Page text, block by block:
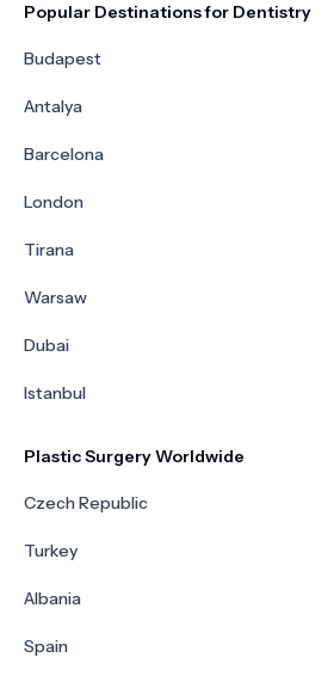
Popular Destinations for Dentistry
Budapest
Antalya
Barcelona
London
Tirana
Warsaw
Dubai
Istanbul
Plastic Surgery Worldwide
Czech Republic
Turkey
Albania
Spain